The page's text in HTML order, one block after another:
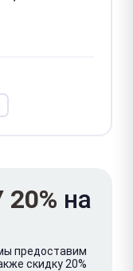
на
предоставим
скидку 20%